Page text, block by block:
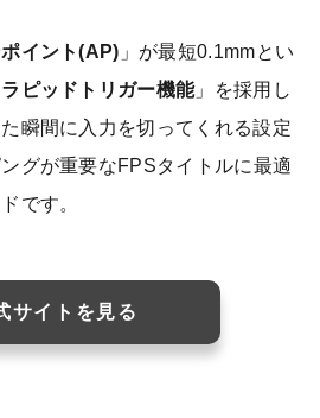
イント(AP) 」が最短0.1mmとい
ラピッドトリガー機能」を採用し
瞬間に入力を切ってくれる設定
グが重要なFPSタイトルに最適
です。
サイトを見る